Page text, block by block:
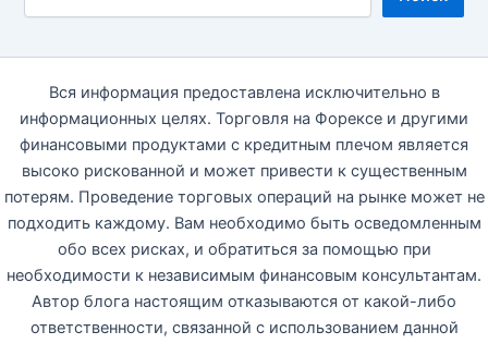
Вся информация предоставлена исключительно в
информационных целях. Торговля на Форексе и другими
финансовыми продуктами с кредитным плечом является
высоко рискованной и может привести к существенным
потерям. Проведение торговых операций на рынке может не
подходить каждому. Вам необходимо быть осведомленным
обо всех рисках, и обратиться за помощью при
необходимости к независимым финансовым консультантам.
Автор блога настоящим отказываются от какой-либо
ответственности, связанной с использованием данной